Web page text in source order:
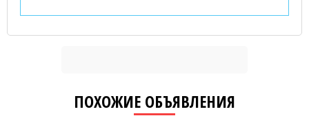
ПОХОЖИЕ ОБЪЯВЛЕНИЯ